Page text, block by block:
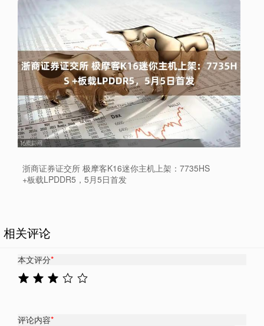
浙商证券证交所 极摩客K16迷你主机上架：7735HS
+板载LPDDR5，5月5日首发
相关评论
本文评分*
评论内容*